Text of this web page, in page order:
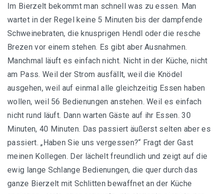
Im Bierzelt bekommt man schnell was zu essen. Man
wartet in der Regel keine 5 Minuten bis der dampfende
Schweinebraten, die knusprigen Hendl oder die resche
Brezen vor einem stehen. Es gibt aber Ausnahmen.
Manchmal läuft es einfach nicht. Nicht in der Küche, nicht
am Pass. Weil der Strom ausfällt, weil die Knödel
ausgehen, weil auf einmal alle gleichzeitig Essen haben
wollen, weil 56 Bedienungen anstehen. Weil es einfach
nicht rund läuft. Dann warten Gäste auf ihr Essen. 30
Minuten, 40 Minuten. Das passiert äußerst selten aber es
passiert. „Haben Sie uns vergessen?“ Fragt der Gast
meinen Kollegen. Der lächelt freundlich und zeigt auf die
ewig lange Schlange Bedienungen, die quer durch das
ganze Bierzelt mit Schlitten bewaffnet an der Küche